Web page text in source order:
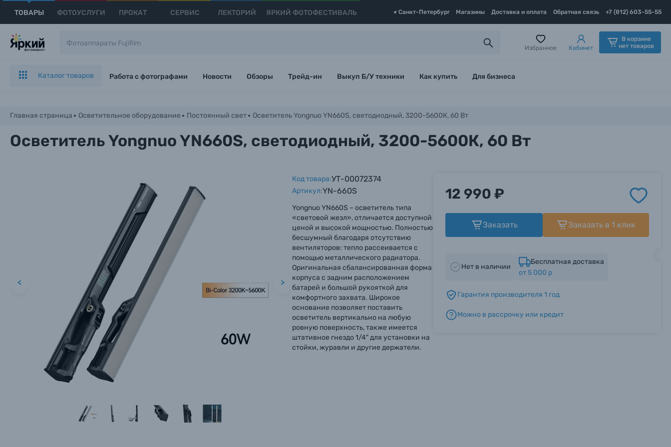
ТОВАРЫ ФОТОУСЛУГИ ПРОКАТ СЕРВИС ЛЕКТОРИЙ ЯРКИЙ ФОТОФЕСТИВАЛЬ Санкт-Петербург Магазины Доставка и оплата Обратная связь +7 (812) 603-55-55
Каталог товаров
Избранное Кабинет
В корзине
нет товаров
Каталог товаров Работа с фотографами Новости Обзоры Трейд-ин Выкуп Б/У техники Как купить Для бизнеса
Главная страница Осветительное оборудование Постоянный свет Осветитель Yongnuo YN660S, светодиодный, 3200-5600К, 60 Вт
Осветитель Yongnuo YN660S, светодиодный, 3200-5600К, 60 Вт
< >
Код товара:УТ-00072374
Артикул:YN-660S
Yongnuo YN660S – осветитель типа
«световой жезл», отличается доступной
ценой и высокой мощностью. Полностью
бесшумный благодаря отсутствию
вентиляторов: тепло рассеивается с
помощью металлического радиатора.
Оригинальная сбалансированная форма
корпуса с задним расположением
батарей и большой рукояткой для
комфортного захвата. Широкое
основание позволяет поставить
осветитель вертикально на любую
ровную поверхность, также имеется
штативное гнездо 1/4" для установки на
стойки, журавли и другие держатели.
12 990 ₽
Заказать Заказать в 1 клик
Нет в наличии
Бесплатная доставка
от 5 000 р
Гарантия производителя 1 год
Можно в рассрочку или кредит